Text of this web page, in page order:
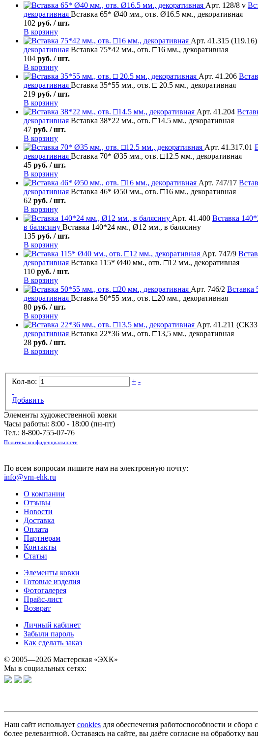
Арт. 128/8 v
декоративная Вставка 65* Ø40 мм., отв. Ø16.5 мм., декоративная
102 руб. / шт.
В корзину
Арт. 41.315 (119.16)
декоративная Вставка 75*42 мм., отв. □16 мм., декоративная
104 руб. / шт.
В корзину
Арт. 41.206
декоративная Вставка 35*55 мм., отв. □ 20.5 мм., декоративная
219 руб. / шт.
В корзину
Арт. 41.204
декоративная Вставка 38*22 мм., отв. □14.5 мм., декоративная
47 руб. / шт.
В корзину
Арт. 41.317.01
декоративная Вставка 70* Ø35 мм., отв. □12.5 мм., декоративная
45 руб. / шт.
В корзину
Арт. 747/17
декоративная Вставка 46* Ø50 мм., отв. □16 мм., декоративная
62 руб. / шт.
В корзину
Арт. 41.400 Вставка
в балясину Вставка 140*24 мм., Ø12 мм., в балясину
135 руб. / шт.
В корзину
Арт. 747/9
декоративная Вставка 115* Ø40 мм., отв. □12 мм., декоративная
110 руб. / шт.
В корзину
Арт. 746/2 Вставка
декоративная Вставка 50*55 мм., отв. □20 мм., декоративная
80 руб. / шт.
В корзину
Арт. 41.211
декоративная Вставка 22*36 мм., отв. □13,5 мм., декоративная
28 руб. / шт.
В корзину
Кол-во: + -
Добавить
Элементы художественной ковки
Часы работы: 8:00 - 18:00 (пн-пт)
Тел.: 8-800-755-07-76
Политика конфиденциальности
По всем вопросам пишите нам на электронную почту:
info@vrn-ehk.ru
О компании
Отзывы
Новости
Доставка
Оплата
Партнерам
Контакты
Статьи
Элементы ковки
Готовые изделия
Фотогалерея
Прайс-лист
Возврат
Личный кабинет
Забыли пароль
Как сделать заказ
© 2005—2026 Мастерская «ЭХК»
Мы в социальных сетях:
Наш сайт использует cookies для обеспечения работоспособности и
более релевантной. Оставаясь на сайте, вы даёте согласие на